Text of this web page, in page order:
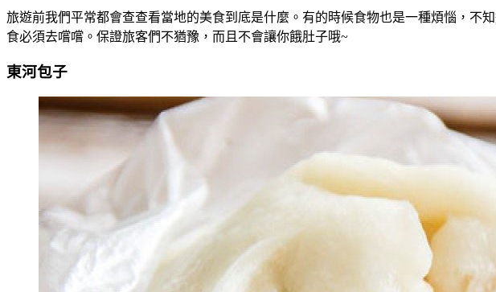
旅遊前我們平常都會查查看當地的美食到底是什麼。有的時候食物也是一種煩惱，
食必須去嚐嚐。保證旅客們不猶豫，而且不會讓你餓肚子哦~
東河包子